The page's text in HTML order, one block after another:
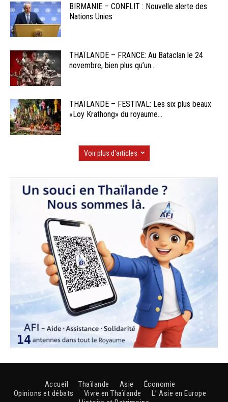
BIRMANIE – CONFLIT : Nouvelle alerte des
Nations Unies
THAÏLANDE – FRANCE: Au Bataclan le 24
novembre, bien plus qu’un...
THAÏLANDE – FESTIVAL: Les six plus beaux
«Loy Krathong» du royaume...
Voir plus d'articles
Accueil Thaïlande Asie
Économie
Opinions et débats
Vivre en Thaïlande
L’ Asie en Europe